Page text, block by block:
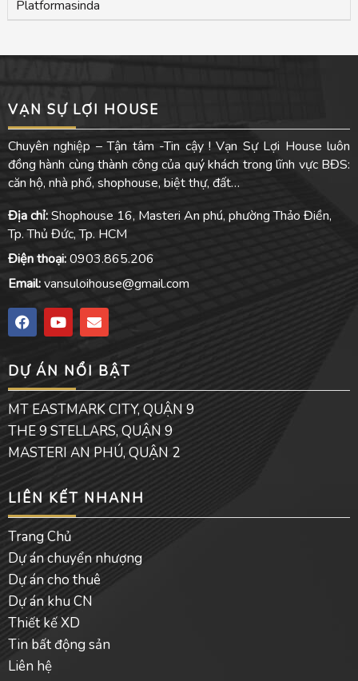
Platformasinda
VẠN SỰ LỢI HOUSE
Chuyên nghiệp – Tận tâm -Tin cậy ! Vạn Sự Lợi House luôn
đồng hành cùng thành công của quý khách trong lĩnh vực BĐS:
căn hộ, nhà phố, shophouse, biệt thự, đất…
Địa chỉ:Shophouse 16, Masteri An phú, phường Thảo Điền,
Tp. Thủ Đức, Tp. HCM
Điện thoại:0903.865.206
Email:vansuloihouse@gmail.com
F
a
c
b
o
o
k
Y
o
u
u
b
e
E
n
v
o
p
e
DỰ ÁN NỔI BẬT
MT EASTMARK CITY, QUẬN 9
THE 9 STELLARS, QUẬN 9
MASTERI AN PHÚ, QUẬN 2
LIÊN KẾT NHANH
Trang Chủ
Dự án chuyển nhượng
Dự án cho thuê
Dự án khu CN
Thiết kế XD
Tin bất động sản
Liên hệ